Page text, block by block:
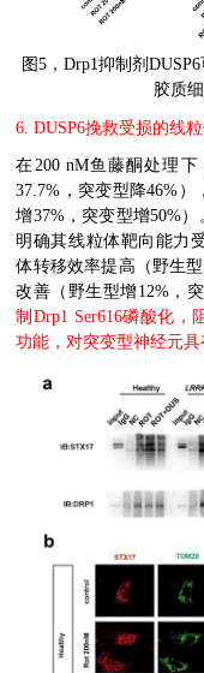
图5 ，Drp1抑制剂DUSP6
胶质
6. DUSP6挽救受损的线
在200 nM鱼藤酮处理下
37.7% ，突变型降46% ）
增37%，突变型增50%）
明确其线粒体靶向能力
体转移效率提高（野生
改善（野生型增12%，
制Drp1 Ser616磷酸化，
功能，对突变型神经元